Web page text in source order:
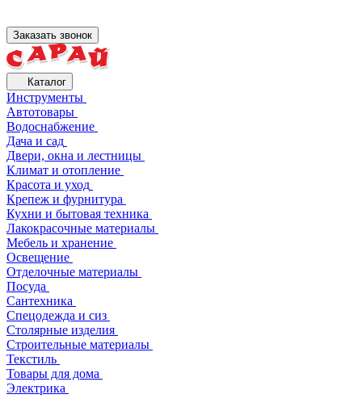
Заказать звонок
Каталог
Инструменты
Автотовары
Водоснабжение
Дача и сад
Двери, окна и лестницы
Климат и отопление
Красота и уход
Крепеж и фурнитура
Кухни и бытовая техника
Лакокрасочные материалы
Мебель и хранение
Освещение
Отделочные материалы
Посуда
Сантехника
Спецодежда и сиз
Столярные изделия
Строительные материалы
Текстиль
Товары для дома
Электрика